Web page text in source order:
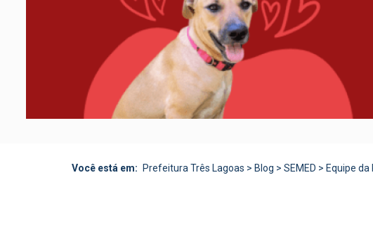
Você está em: Prefeitura Três Lagoas > Blog > SEMED > Equipe